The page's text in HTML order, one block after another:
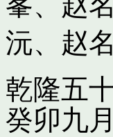
沅、 赵
乾隆五
癸卯九